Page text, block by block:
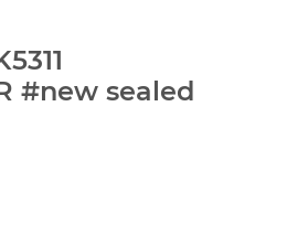
#new sealed